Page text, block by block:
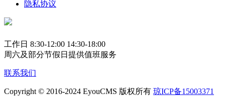
隐私协议
工作日 8:30-12:00 14:30-18:00
周六及部分节假日提供值班服务
联系我们
Copyright © 2016-2024 EyouCMS 版权所有 琼ICP备15003371